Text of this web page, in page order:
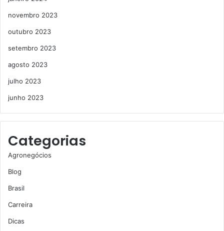
novembro 2023
outubro 2023
setembro 2023
agosto 2023
julho 2023
junho 2023
Categorias
Agronegócios
Blog
Brasil
Carreira
Dicas